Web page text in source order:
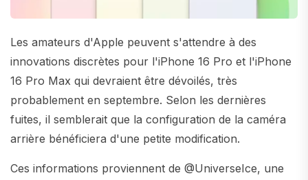
Les amateurs d'Apple peuvent s'attendre à des
innovations discrètes pour l'iPhone 16 Pro et l'iPhone
16 Pro Max qui devraient être dévoilés, très
probablement en septembre. Selon les dernières
fuites, il semblerait que la configuration de la caméra
arrière bénéficiera d'une petite modification.
Ces informations proviennent de @UniverseIce, une